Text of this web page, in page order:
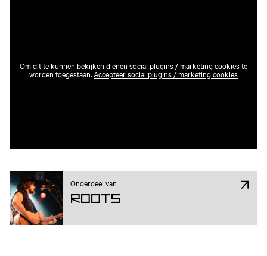
Om dit te kunnen bekijken dienen social plugins / marketing cookies te
worden toegestaan.Accepteer social plugins / marketing cookies
Onderdeel van
ROOTS